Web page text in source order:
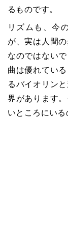
るものです。
リズムも、今
が、実は人間
なのではない
曲は優れてい
るバイオリン
界があります
いところにいる